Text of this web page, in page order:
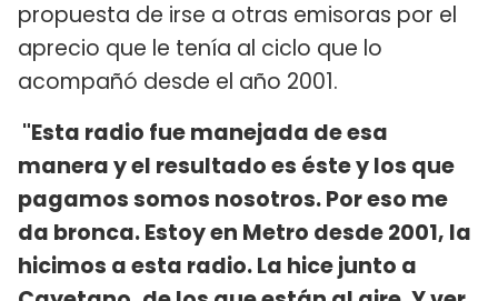
propuesta de irse a otras emisoras por el
aprecio que le tenía al ciclo que lo
acompañó desde el año 2001.
"Esta radio fue manejada de esa
manera y el resultado es éste y los que
pagamos somos nosotros. Por eso me
da bronca. Estoy en Metro desde 2001, la
hicimos a esta radio. La hice junto a